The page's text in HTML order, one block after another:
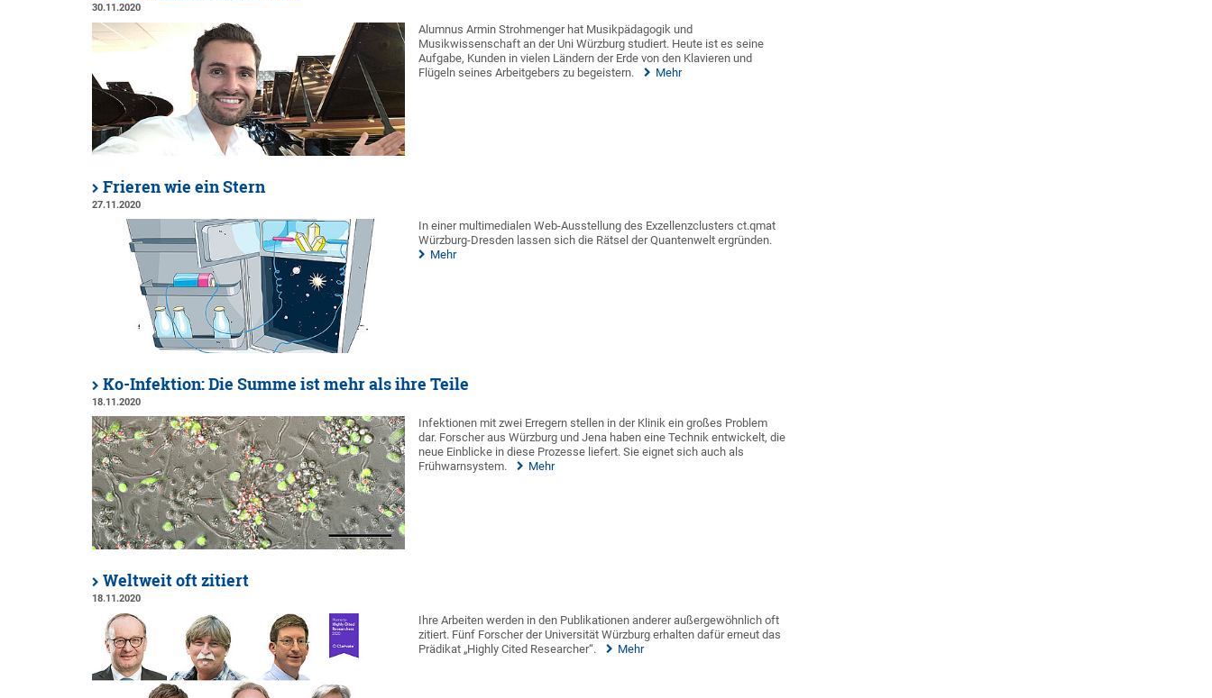
30.11.2020
Alumnus Armin Strohmenger hat Musikpädagogik und
Musikwissenschaft an der Uni Würzburg studiert. Heute ist es seine
Aufgabe, Kunden in vielen Ländern der Erde von den Klavieren und
Flügeln seines Arbeitgebers zu begeistern.
Mehr
Frieren wie ein Stern
27.11.2020
In einer multimedialen Web-Ausstellung des Exzellenzclusters ct.qmat
Würzburg-Dresden lassen sich die Rätsel der Quantenwelt ergründen.
Mehr
Ko-Infektion: Die Summe ist mehr als ihre Teile
18.11.2020
Infektionen mit zwei Erregern stellen in der Klinik ein großes Problem
dar. Forscher aus Würzburg und Jena haben eine Technik entwickelt, die
neue Einblicke in diese Prozesse liefert. Sie eignet sich auch als
Frühwarnsystem.
Mehr
Weltweit oft zitiert
18.11.2020
Ihre Arbeiten werden in den Publikationen anderer außergewöhnlich oft
zitiert. Fünf Forscher der Universität Würzburg erhalten dafür erneut das
Prädikat „Highly Cited Researcher“.
Mehr